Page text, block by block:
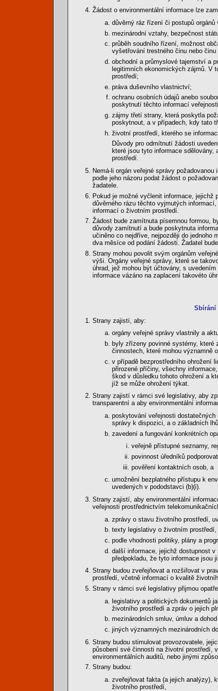
Žádost o environmentální informace lze
důvěrný ráz řízení či postupů
mezinárodní vztahy, bezpečnost
průběh soudního řízení, možnost
vyšetřování trestného činu nebo
obchodní a průmyslové tajemství a
legitimních ekonomických zájmů. V
prostředí;
práva duševního vlastnictví;
ochranu osobních údajů anebo
poskytnutí těchto informací
zájmy třetí strany, která poskytla
poskytnout, a v případech, kdy tato
životní prostředí, kterého se
Důvody pro odmítnutí žádosti
které jsou tyto informace
prostředí.
Nemá-li orgán veřejné správy
podle jeho názoru podat žádost o
žadatele.
Pokud je možné vyčlenit informace, jejichž
důvěrného rázu těchto vyjmutých
informací o životním prostředí.
Žádost bude zamítnuta písemnou formou,
důvody zamítnutí a bude poskytnuta
učiněno co nejdříve, nejpozději do jednoho
dva měsíce od podání žádosti. Žadatel
Strany mohou povolit svým orgánům
výši. Orgány veřejné správy, které se
úhrad, jež mohou být účtovány, s
informace vázáno na zaplacení takovéto
Sbírání
Strany zajistí, aby:
orgány veřejné správy vlastnily a
byly zřízeny povinné systémy, které
činnostech, které mohou významně
v případě bezprostředního ohrožení
přirozené příčiny, všechny
škod v důsledku tohoto ohrožení a
jíž se může ohrožení týkat.
Strany zajistí v rámci své legislativy, aby
transparentní a aby environmentální
poskytování veřejnosti
správy k dispozici, a o základních
zavedení a fungování konkrétních
veřejně přístupné seznamy,
povinnost úředníků
pověření kontaktních osob, a
umožnění bezplatného přístupu k
uvedených v pododstavci (b)(i).
Strany zajistí, aby environmentální
veřejnosti prostřednictvím
zprávy o stavu životního prostředí,
texty legislativy o životním
podle vhodnosti politiky, plány a
další informace, jejichž dostupnost
předpokladu, že tyto informace jsou
Strany budou zveřejňovat a rozšiřovat v
prostředí, včetně informací o kvalitě
Strany v rámci své legislativy přijmou
legislativy a politických dokumentů
životního prostředí a zpráv o jejich
mezinárodních smluv, úmluv a
jiných významných mezinárodních
Strany budou stimulovat provozovatele,
působení své činnosti na životní prostředí,
environmentálních auditů, nebo jinými
Strany budou:
zveřejňovat fakta (a jejich analýzy),
životního prostředí,